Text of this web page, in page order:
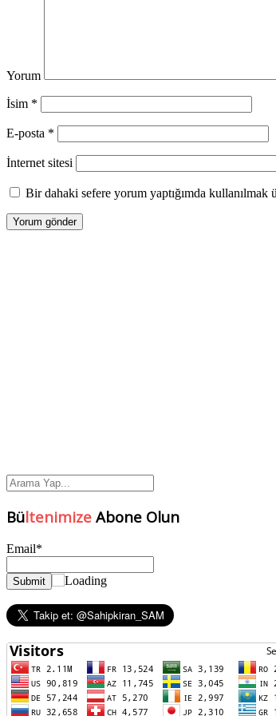
Yorum
İsim *
E-posta *
İnternet sitesi
Bir dahaki sefere yorum yaptığımda kullanılmak
Bültenimize Abone Olun
Email*